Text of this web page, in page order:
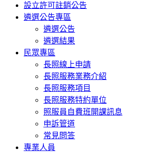
設立許可註銷公告
遴選公告專區
遴選公告
遴選結果
民眾專區
長照線上申請
長照服務業務介紹
長照服務項目
長照服務特約單位
照服員自費班開課訊息
申訴管道
常見問答
專業人員